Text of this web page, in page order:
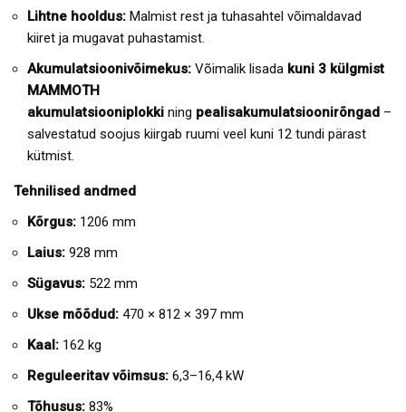
Lihtne hooldus: Malmist rest ja tuhasahtel võimaldavad
kiiret ja mugavat puhastamist.
Akumulatsioonivõimekus: Võimalik lisada kuni 3 külgmist
MAMMOTH
akumulatsiooniplokki ning pealisakumulatsioonirõngad –
salvestatud soojus kiirgab ruumi veel kuni 12 tundi pärast
kütmist.
Tehnilised andmed
Kõrgus: 1206 mm
Laius: 928 mm
Sügavus: 522 mm
Ukse mõõdud: 470 × 812 × 397 mm
Kaal: 162 kg
Reguleeritav võimsus: 6,3–16,4 kW
Tõhusus: 83%